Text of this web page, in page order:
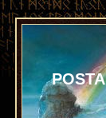
POSTA